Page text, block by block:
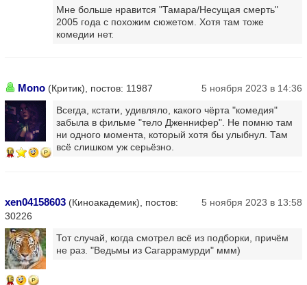
Мне больше нравится "Тамара/Несущая смерть"
2005 года с похожим сюжетом. Хотя там тоже
комедии нет.
Mono (Критик), постов: 11987 5 ноября 2023 в 14:36
10
Всегда, кстати, удивляло, какого чёрта "комедия"
забыла в фильме "тело Дженнифер". Не помню там
ни одного момента, который хотя бы улыбнул. Там
всё слишком уж серьёзно.
xen04158603 (Киноакадемик), постов:
30226
5 ноября 2023 в 13:58
15
Тот случай, когда смотрел всё из подборки, причём
не раз. "Ведьмы из Сагаррамурди" ммм)